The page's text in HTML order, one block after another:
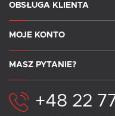
OBSŁUGA KLIENTA
MOJE KONTO
MASZ PYTANIE?
+48 22